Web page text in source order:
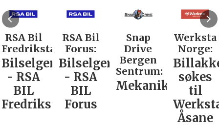
RSA Bil
Fredrikstad:
Bilselger
- RSA
BIL
Fredrikstad
RSA Bil
Forus:
Bilselger
- RSA
BIL
Forus
Snap
Drive
Bergen
Sentrum:
Mekaniker
Werksta
Norge:
søkes
til
Åsane